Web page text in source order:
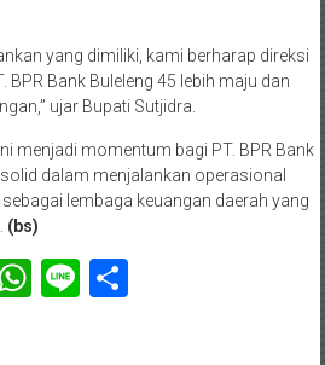
yang dimiliki, kami berharap direksi
Bank Buleleng 45 lebih maju dan
ujar Bupati Sutjidra.
menjadi momentum bagi PT. BPR Bank
dalam menjalankan operasional
lembaga keuangan daerah yang
(bs)
WhatsApp
LineShare